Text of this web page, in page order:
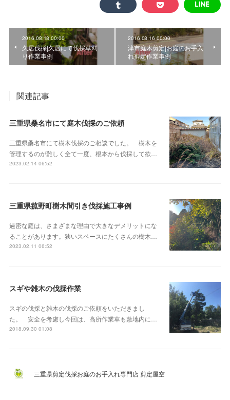
2016.08.18 00:00
久居伐採|久居にて伐採草刈
り作業事例
2016.08.16 00:00
津市庭木剪定|お庭のお手入
れ剪定作業事例
関連記事
三重県桑名市にて庭木伐採のご依頼
三重県桑名市にて樹木伐採のご相談でした。 樹木を
管理するのが難しく全て一度、根本から伐採して欲…
2023.02.14 06:52
三重県菰野町樹木間引き伐採施工事例
過密な庭は、さまざまな理由で大きなデメリットにな
ることがあります。狭いスペースにたくさんの樹木…
2023.02.11 06:52
スギや雑木の伐採作業
スギの伐採と雑木の伐採のご依頼をいただきまし
た。 安全を考慮し今回は、高所作業車も敷地内に…
2018.09.30 01:08
三重県剪定伐採お庭のお手入れ専門店 剪定屋空